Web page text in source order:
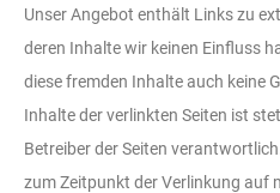
Unser Angebot enthält Links zu
deren Inhalte wir keinen Einfluss
diese fremden Inhalte auch keine
Inhalte der verlinkten Seiten ist
Betreiber der Seiten
zum Zeitpunkt der Verlinkung auf